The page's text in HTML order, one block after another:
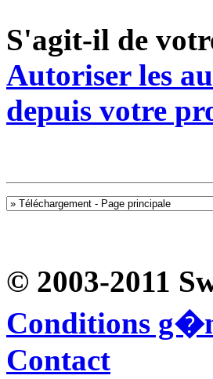
S'agit-il de
Autoriser les
depuis votre
© 2003-2011
Conditions
Contact